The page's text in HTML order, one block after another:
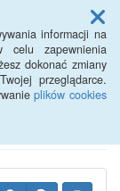
informacji na
celu zapewnienia
dokonać zmiany
przeglądarce.
plików cookies
Menu